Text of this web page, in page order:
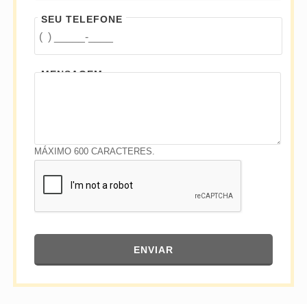
SEU TELEFONE
MENSAGEM
MÁXIMO 600 CARACTERES.
ENVIAR